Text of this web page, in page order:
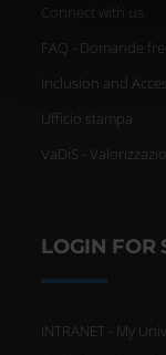
informazioni sul
pubblicità e
con altre
raccolto dal tuo
Connect with us
FAQ - Domande
Inclusion and
Ufficio stampa
VaDiS -
LOGIN FOR
INTRANET - My